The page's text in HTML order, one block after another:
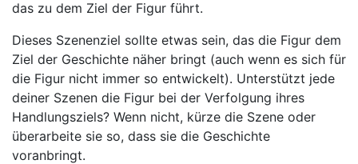
das zu dem Ziel der Figur führt.
Dieses Szenenziel sollte etwas sein, das die Figur dem
Ziel der Geschichte näher bringt (auch wenn es sich für
die Figur nicht immer so entwickelt). Unterstützt jede
deiner Szenen die Figur bei der Verfolgung ihres
Handlungsziels? Wenn nicht, kürze die Szene oder
überarbeite sie so, dass sie die Geschichte
voranbringt.